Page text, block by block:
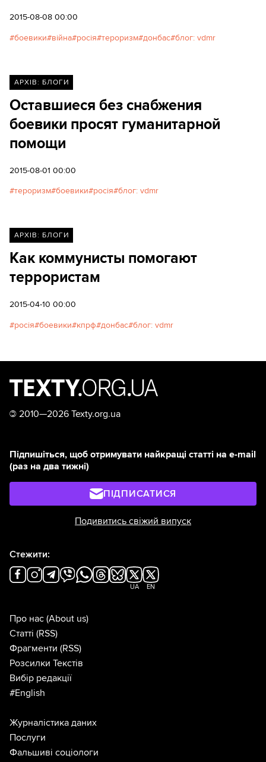
2015-08-08 00:00
боевики війна росія тероризм донбас блог: vdmr
АРХІВ: БЛОГИ
Оставшиеся без снабжения
боевики просят гуманитарной
помощи
2015-08-01 00:00
тероризм боевики росія блог: vdmr
АРХІВ: БЛОГИ
Как коммунисты помогают
террористам
2015-04-10 00:00
росія боевики кпрф донбас блог: vdmr
© 2010—2026 Texty.org.ua
Підпишіться, щоб отримувати найкращі статті на e-mail
(раз на два тижні)
ПІДПИСАТИСЯ
Подивитись свіжий випуск
Стежити:
UA EN
Про нас (About us)
Статті (RSS)
Фрагменти (RSS)
Розсилки Текстів
Вибір редакції
#English
Журналістика даних
Послуги
Фальшиві соціологи